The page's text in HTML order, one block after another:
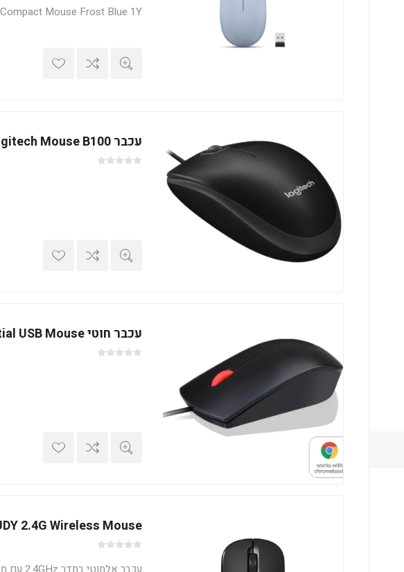
Mouse Frost Blue 1Y
עכבר Logitech Mouse B100
עכבר חוטי Lenovo Essential USB Mouse
2.4G Wireless Mouse